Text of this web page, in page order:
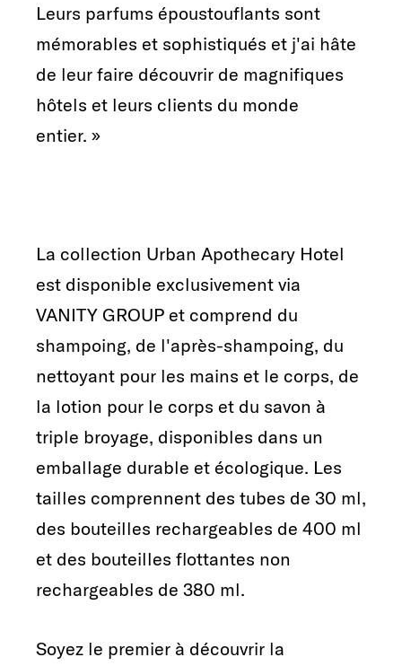
Leurs parfums époustouflants sont
mémorables et sophistiqués et j'ai hâte
de leur faire découvrir de magnifiques
hôtels et leurs clients du monde
entier. »
La collection Urban Apothecary Hotel
est disponible exclusivement via
VANITY GROUP et comprend du
shampoing, de l'après-shampoing, du
nettoyant pour les mains et le corps, de
la lotion pour le corps et du savon à
triple broyage, disponibles dans un
emballage durable et écologique. Les
tailles comprennent des tubes de 30 ml,
des bouteilles rechargeables de 400 ml
et des bouteilles flottantes non
rechargeables de 380 ml.
Soyez le premier à découvrir la